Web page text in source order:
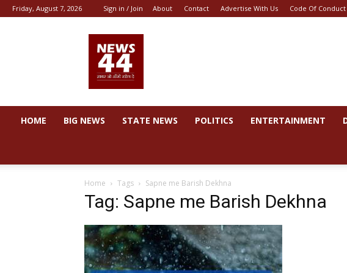
Friday, August 7, 2026 Sign in / Join About Contact Advertise With Us Code Of Conduct
44
HOME BIG NEWS STATE NEWS POLITICS ENTERTAINMENT
Home Tags Sapne me Barish Dekhna
Tag: Sapne me Barish Dekhna